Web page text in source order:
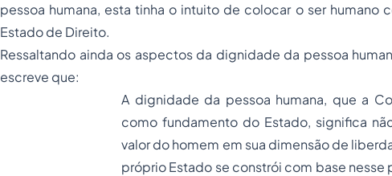
pessoa humana, esta tinha o intuito de colocar o ser humano
Estado de Direito.
Ressaltando ainda os aspectos da dignidade da pessoa
escreve que:
A dignidade da pessoa humana, que a
como fundamento do Estado, significa
valor do homem em sua dimensão de
próprio Estado se constrói com base